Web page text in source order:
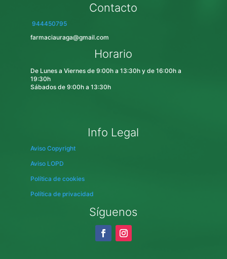
Contacto
944450795
farmaciauraga@gmail.com
Horario
De Lunes a Viernes de 9:00h a 13:30h y de 16:00h a
19:30h
Sábados de 9:00h a 13:30h
Info Legal
Aviso Copyright
Aviso LOPD
Política de cookies
Política de privacidad
Síguenos